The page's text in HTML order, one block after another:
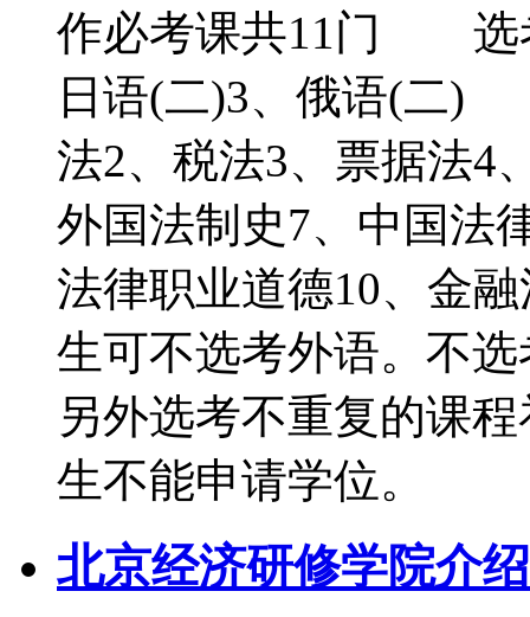
作必考课共11门 选
日语(二)3、俄语(二)
法2、税法3、票据法4
外国法制史7、中国法
法律职业道德10、
生可不选考外语。不
另外选考不重复的课
生不能申请学位。
北京经济研修学院介